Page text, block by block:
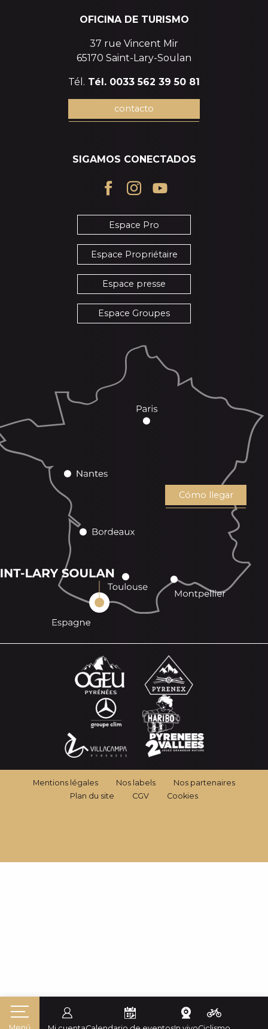
OFICINA DE TURISMO
37 rue Vincent Mir
65170 Saint-Lary-Soulan
Tél. Tél. 0033 562 39 50 81
contacto
SIGAMOS CONECTADOS
Espace Pro
Espace Propriétaire
Espace presse
Espace Groupes
Cómo llegar
Mentions légales Nos labels
Nos partenaires
Plan du site
CGV Cookies